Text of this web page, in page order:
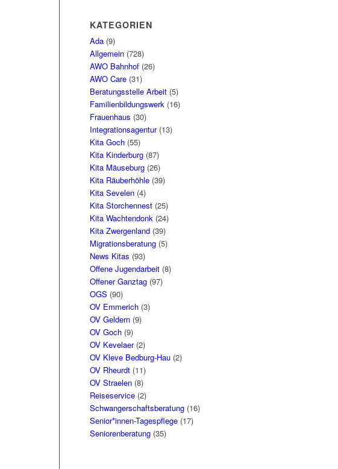
KATEGORIEN
Ada (9)
Allgemein (728)
AWO Bahnhof (26)
AWO Care (31)
Beratungsstelle Arbeit (5)
Familienbildungswerk (16)
Frauenhaus (30)
Integrationsagentur(13)
Kita Goch (55)
Kita Kinderburg (87)
Kita Mäuseburg (26)
Kita Räuberhöhle (39)
Kita Sevelen (4)
Kita Storchennest (25)
Kita Wachtendonk (24)
Kita Zwergenland (39)
Migrationsberatung (5)
News Kitas (93)
Offene Jugendarbeit (8)
Offener Ganztag (97)
OGS (90)
OV Emmerich (3)
OV Geldern (9)
OV Goch (9)
OV Kevelaer(2)
OV Kleve Bedburg-Hau (2)
OV Rheurdt (11)
OV Straelen (8)
Reiseservice (2)
Schwangerschaftsberatung (16)
Senior*innen-Tagespflege (17)
Seniorenberatung (35)